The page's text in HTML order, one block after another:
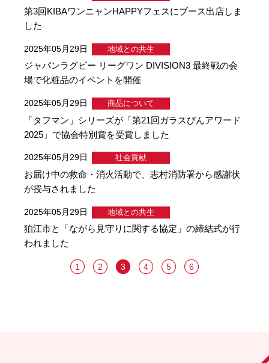
第3回KIBAワンニャンHAPPYフェスにブース出店しま
した
2025年05月29日 地域との共生
ジャパンラグビー リーグワン DIVISION3 最終戦の会
場で化粧品のイベントを開催
2025年05月29日 商品について
「タフマン」シリーズが「第21回ガラスびんアワード
2025」で協会特別賞を受賞しました
2025年05月29日 社会貢献
お届け中の救命・消火活動で、志村消防署から感謝状
が授与されました
2025年05月29日 地域との共生
狛江市と「ながら見守りに関する協定」の締結式が行
われました
1 2 3 4 5 6